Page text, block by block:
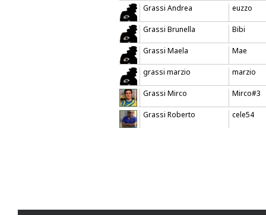
Grassi Andrea euzzo
Grassi Brunella Bibi
Grassi Maela Mae
grassi marzio marzio
Grassi Mirco Mirco#3
Grassi Roberto cele54